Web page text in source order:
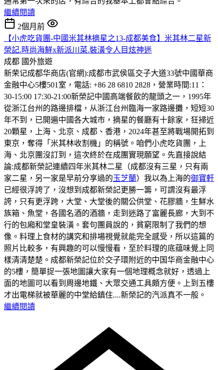
繼續閱讀
2個月前
【小虎吃貨團-中國米其林摘星之13-成都美食】米其林二星新
榮記.時尚海鮮x新派川菜.裝潢令人目炫神迷
成都 國外旅遊
新荣记成都华商店(官網):成都市武侯區交子大道33號中國華商
金融中心5樓501室，電話: +86 28 6810 2828，營業時間:11：
30-15:00 17:30-21:00新榮記中國高端餐飲的龍頭之一，1995年
從浙江台州的路邊排檔，从浙江台州臨海一家路邊攤，短短30
年不到，已開遍中國各大城市，摘星的餐廳有十餘家，狂掃近
20顆星，上海、北京、成都、香港，2024年甚至將戰場開拓到
東京，奪得「米其林收割機」的稱號。咱們小虎吃貨團，上
海、北京團沒訂到，這次終於在成團實現願望。先直接說結
論:成都新榮記連續四年米其林二星（成都沒有三星，只有兩
家二星，另一家是早前分享過的玉芝蘭）我以為上海的御寶軒
已經很浮誇了，沒想到成都新榮記更勝一籌，可謂沒有最浮
誇，只有更浮跨，大堂、大堂後的關公供堂、花膠牆，生鮮水
族箱、魚堂，各國名酒的酒牆，走到迷路了富麗長廊，大到不
行的包廂和堂皇裝潢。套句團員說的，貧窮限制了我們的想
像。料理上食材的講究和排場視覺就能完全感受，所以這篇的
照片比較多，有興趣的可以慢慢看，至於料理的底蕴味覺上同
樣清清楚楚。 成都新榮記位於交子環附近的中国华商金融中心
的5樓，簡單捉一張地圖讓大家有一個地理概念就好，透過上
面的地圖可以看到周邊地鐵、大眾交通工具頗方便。
上到五樓
才出電梯就被華麗的中堂給鎮住....新榮記的汽派真不一般。
繼續閱讀